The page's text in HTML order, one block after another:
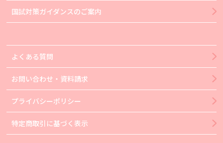
国試対策ガイダンスのご案内
よくある質問
お問い合わせ・資料請求
プライバシーポリシー
特定商取引に基づく表示